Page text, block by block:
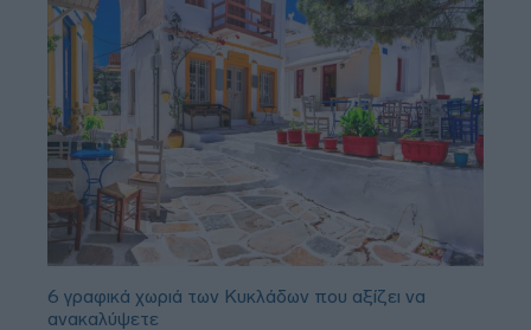
6 γραφικά χωριά των Κυκλάδων που αξίζει να
ανακαλύψετε